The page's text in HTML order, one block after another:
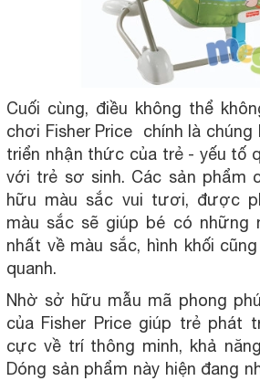
Cuối cùng, điều không thể
chơi Fisher Price chính là
triển nhận thức của trẻ - yếu tố
với trẻ sơ sinh. Các sản phẩm
hữu màu sắc vui tươi, được
màu sắc sẽ giúp bé có những
nhất về màu sắc, hình khối
quanh.
Nhờ sở hữu mẫu mã phong
của Fisher Price giúp trẻ phát
cực về trí thông minh, khả
Dóng sản phẩm này hiện đang